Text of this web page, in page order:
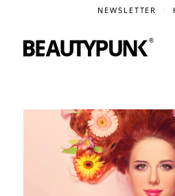
NEWSLETTER